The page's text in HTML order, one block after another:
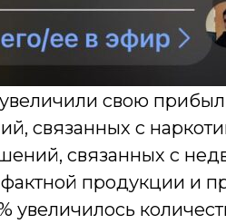
свою
связанных с
связанных с
продукции и
увеличилось